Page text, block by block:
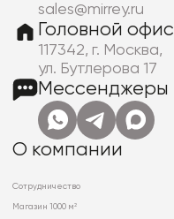
sales@mirrey.ru
Головной офис
117342, г. Москва,
ул. Бутлерова 17
Мессенджеры
О компании
Сотрудничество
Магазин 1000 м²